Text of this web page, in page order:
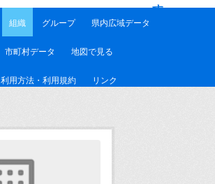
す
組織 グループ 県内広域データ
市町村データ 地図で見る
利用方法・利用規約 リンク